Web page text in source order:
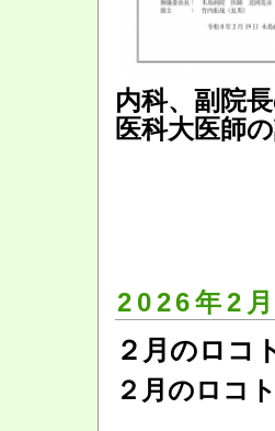
内科、副院
医科大医師
2026年2月
２月のロコ
２月のロコ